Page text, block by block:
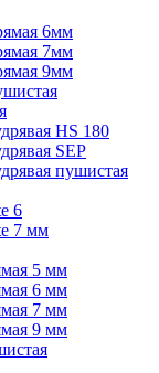
6мм
7мм
9мм
HS 180
SEP
пушистая
6
7 мм
5 мм
6 мм
7 мм
9 мм